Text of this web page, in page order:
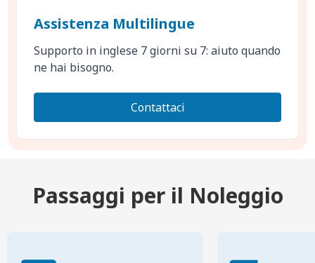
Assistenza Multilingue
Supporto in inglese 7 giorni su 7: aiuto quando
ne hai bisogno.
Contattaci
Passaggi per il Noleggio